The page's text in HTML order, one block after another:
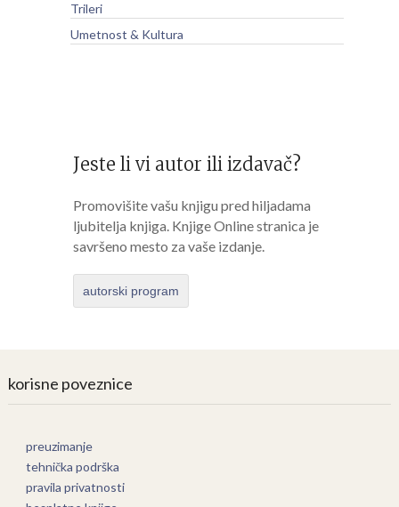
Trileri
Umetnost & Kultura
Jeste li vi autor ili izdavač?
Promovišite vašu knjigu pred hiljadama
ljubitelja knjiga. Knjige Online stranica je
savršeno mesto za vaše izdanje.
autorski program
korisne poveznice
preuzimanje
tehnička podrška
pravila privatnosti